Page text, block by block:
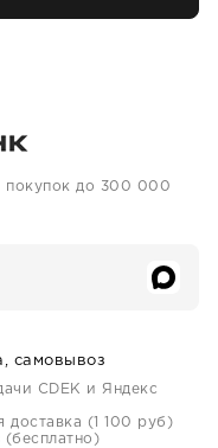
покупок до 300 000
самовывоз
CDEK и Яндекс
доставка (1 100 руб)